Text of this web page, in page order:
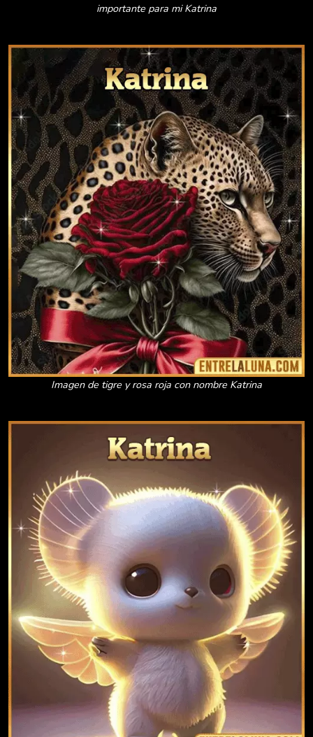
importante para mi Katrina
Imagen de tigre y rosa roja con nombre Katrina